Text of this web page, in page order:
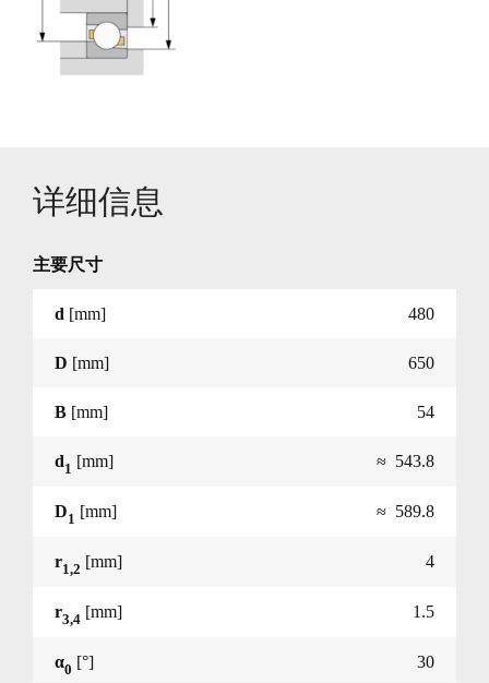
详细信息
主要尺寸
d [mm] 480
D [mm] 650
B [mm] 54
d1 [mm] ≈ 543.8
D1 [mm] ≈ 589.8
r1,2 [mm] 4
r3,4 [mm] 1.5
α0 [°] 30